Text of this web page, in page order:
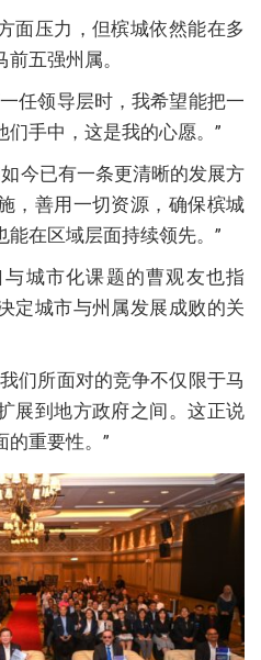
面压力，但槟城依然能在多
五强州属。
任领导层时，我希望能把一
手中，这是我的心愿。”
今已有一条更清晰的发展方
，善用一切资源，确保槟城
在区域层面持续领先。”
城市化课题的曹观友也指
定城市与州属发展成败的关
们所面对的竞争不仅限于马
展到地方政府之间。这正说
的重要性。”